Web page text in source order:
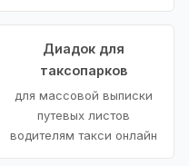
Диадок для
таксопарков
для массовой выписки
путевых листов
водителям такси онлайн